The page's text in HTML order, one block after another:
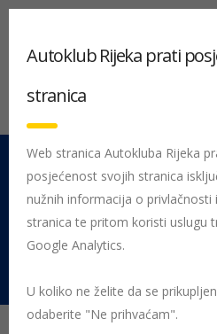
051 212 442 Centrala
Pon - Pet 08:00 - 16:00
Rujevica 9/1, 51000 Rijeka
Autoklub Rijeka prati
stranica
Web stranica Autokluba Rijeka
posjećenost svojih stranica
nužnih informacija o privlačnosti
stranica te pritom koristi uslugu
Google Analytics.
U koliko ne želite da se
odaberite "Ne prihvaćam".